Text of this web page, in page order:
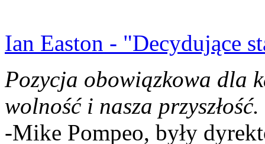
Ian Easton - "Decydujące
Pozycja obowiązkowa dla
wolność i nasza przyszłość.
-Mike Pompeo, były